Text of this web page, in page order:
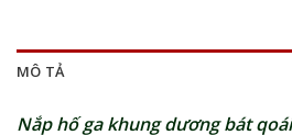
MÔ TẢ
Nắp hố ga khung dương bát